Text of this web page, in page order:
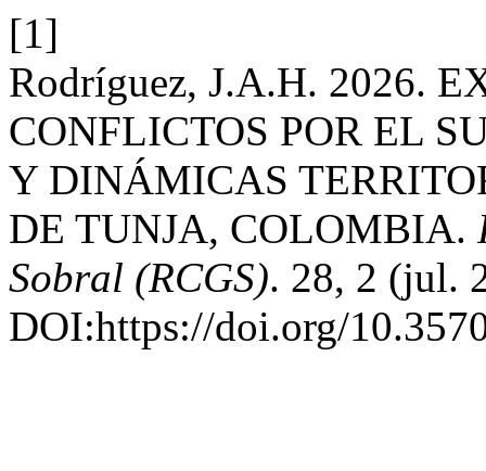
[1]
Rodríguez, J.A.H. 2026.
CONFLICTOS POR EL
Y DINÁMICAS
DE TUNJA, COLOMBIA.
Sobral (RCGS). 28, 2 (jul.
DOI:https://doi.org/